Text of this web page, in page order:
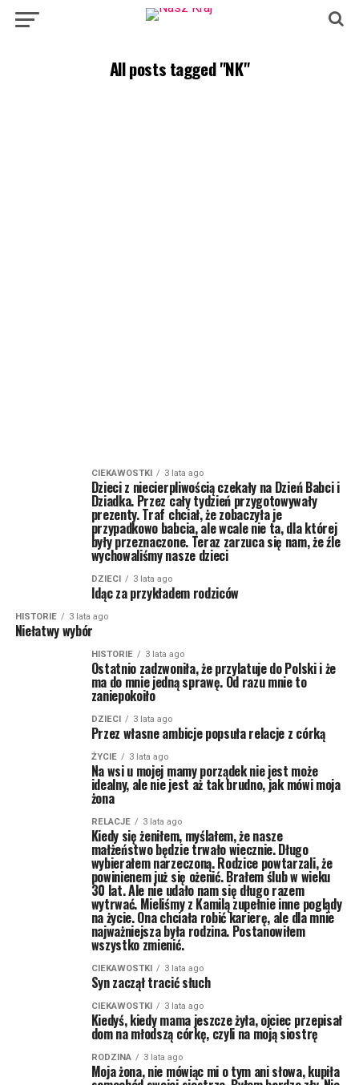
All posts tagged "NK"
CIEKAWOSTKI 3 lata ago
Dzieci z niecierpliwością czekały na Dzień Babci i
Dziadka. Przez cały tydzień przygotowywały
prezenty. Traf chciał, że zobaczyła je
przypadkowo babcia, ale wcale nie ta, dla której
były przeznaczone. Teraz zarzuca się nam, że źle
wychowaliśmy nasze dzieci
DZIECI 3 lata ago
Idąc za przykładem rodziców
HISTORIE 3 lata ago
Niełatwy wybór
HISTORIE 3 lata ago
Ostatnio zadzwoniła, że przylatuje do Polski i że
ma do mnie jedną sprawę. Od razu mnie to
zaniepokoiło
DZIECI 3 lata ago
Przez własne ambicje popsuła relacje z córką
ŻYCIE 3 lata ago
Na wsi u mojej mamy porządek nie jest może
idealny, ale nie jest aż tak brudno, jak mówi moja
żona
RELACJE 3 lata ago
Kiedy się żeniłem, myślałem, że nasze
małżeństwo będzie trwało wiecznie. Długo
wybierałem narzeczoną. Rodzice powtarzali, że
powinienem już się ożenić. Brałem ślub w wieku
30 lat. Ale nie udało nam się długo razem
wytrwać. Mieliśmy z Kamilą zupełnie inne poglądy
na życie. Ona chciała robić karierę, ale dla mnie
najważniejsza była rodzina. Postanowiłem
wszystko zmienić.
CIEKAWOSTKI 3 lata ago
Syn zaczął tracić słuch
CIEKAWOSTKI 3 lata ago
Kiedyś, kiedy mama jeszcze żyła, ojciec przepisał
dom na młodszą córkę, czyli na moją siostrę
RODZINA 3 lata ago
Moja żona, nie mówiąc mi o tym ani słowa, kupiła